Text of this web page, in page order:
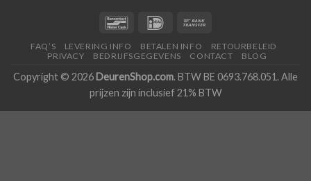
FAQ’S LEVERING INFO BETALEN INFO
RETOURBELEID
PRIVACY
BEDRIJFSGEGEVENS CONTACT BLOG
Copyright © 2026 DeurenShop.com. BTW BE 0693.768.051. Alle
prijzen zijn inclusief 21% BTW